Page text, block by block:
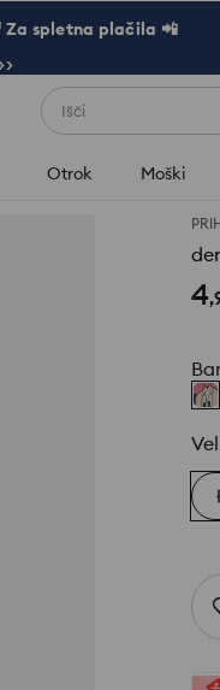
Za spletna plačila 📲
Išči
Otrok Moški
4,